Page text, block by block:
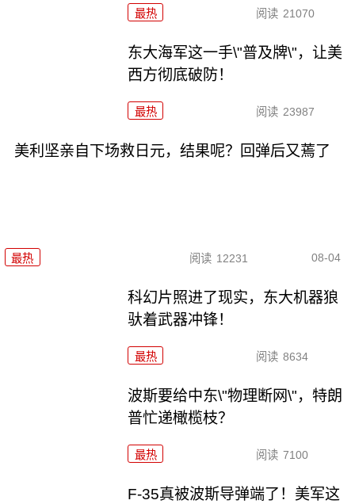
最热 阅读 21070
东大海军这一手\"普及牌\"，让美
西方彻底破防！
最热 阅读 23987
美利坚亲自下场救日元，结果呢？回弹后又蔫了
最热 阅读 12231 08-04
科幻片照进了现实，东大机器狼
驮着武器冲锋！
最热 阅读 8634
波斯要给中东\"物理断网\"，特朗
普忙递橄榄枝？
最热 阅读 7100
F-35真被波斯导弹端了！美军这